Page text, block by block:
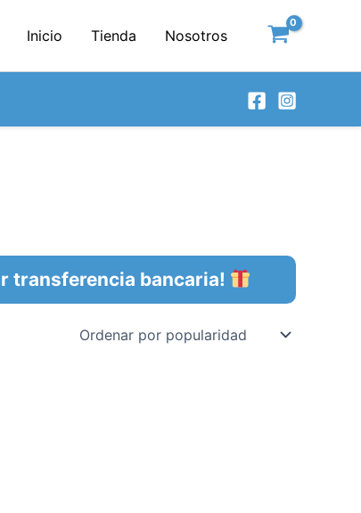
Inicio Tienda Nosotros
transferencia bancaria!